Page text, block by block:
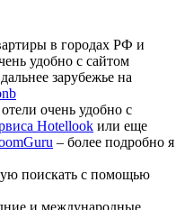
в городах РФ и
удобно с сайтом
зарубежье на
очень удобно с
Hotellook или еще
– более подробно я
поискать с помощью
и международные